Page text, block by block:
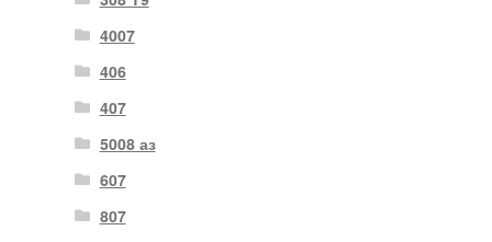
4007
406
407
5008 аз
607
807